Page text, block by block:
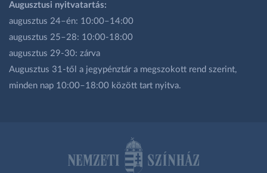
Augusztusi nyitvatartás:
augusztus 24–én: 10:00–14:00
augusztus 25–28: 10:00-18:00
augusztus 29-30: zárva
Augusztus 31-től a jegypénztár a megszokott rend szerint,
minden nap 10:00–18:00 között tart nyitva.